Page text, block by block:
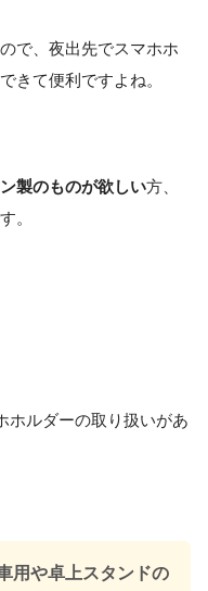
で、夜出先でスマホホ
きて便利ですよね。
製のものが欲しい方、
。
ホルダーの取り扱いがあ
用や卓上スタンドの